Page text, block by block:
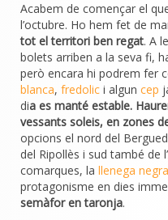
Acabem de començar el
l’octubre. Ho hem fet de
tot el territori ben regat. A
bolets arriben a la seva fi,
però encara hi podrem fer
blanca, fredolic i algun cep
dia es manté estable.
vessants soleis, en zones
opcions el nord del
del Ripollès i sud també de
comarques, la llenega negra
protagonisme en dies
semàfor en taronja.